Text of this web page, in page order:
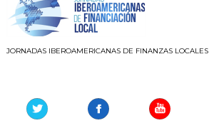
JORNADAS IBEROAMERICANAS DE FINANZAS LOCALES
Youtube Instagram Linkedin